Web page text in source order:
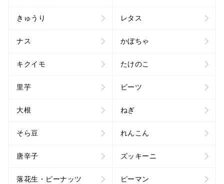
きゅうり レタス
ナス かぼちゃ
キクイモ たけのこ
里芋 ビーツ
大根 ねぎ
そら豆 れんこん
唐辛子 ズッキーニ
落花生・ピーナッツ ピーマン